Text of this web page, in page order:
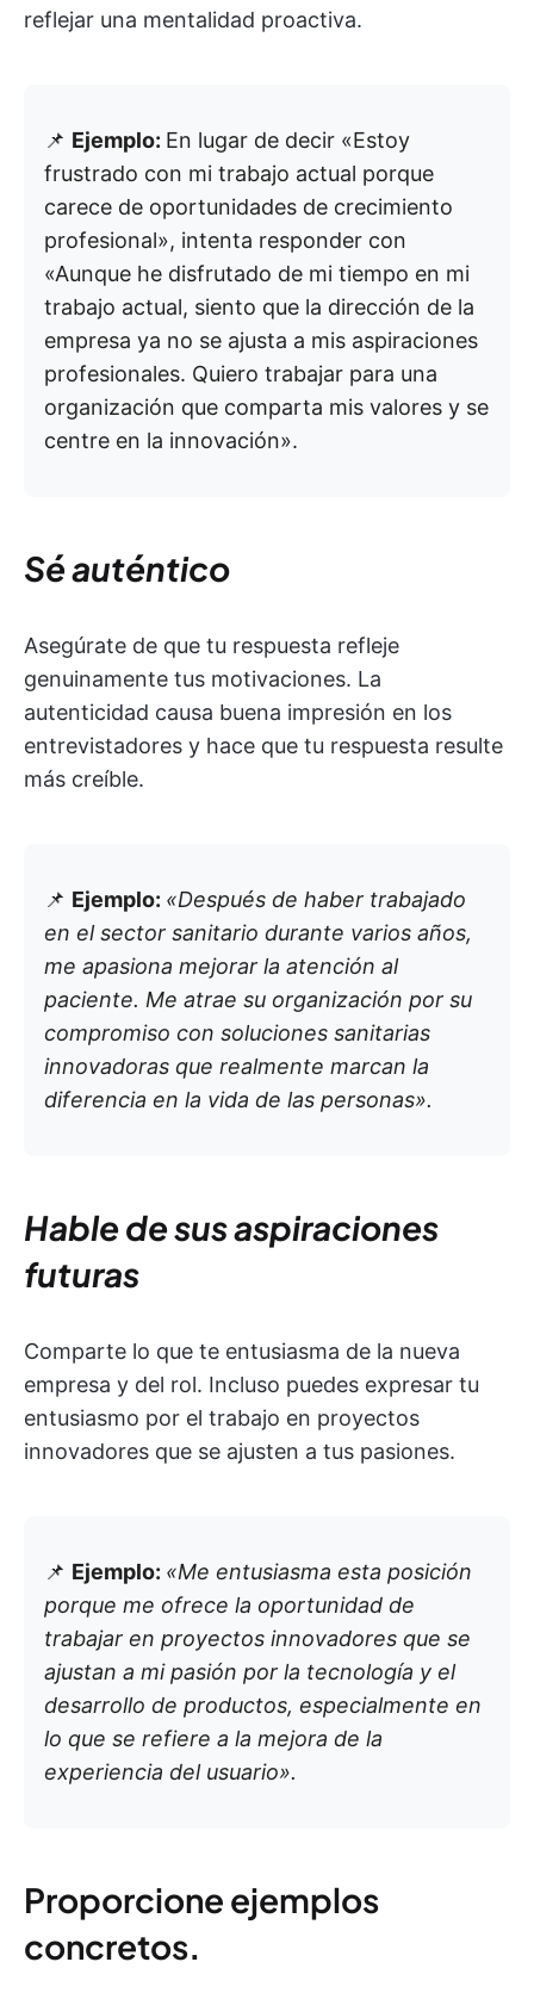
reflejar una mentalidad proactiva.
📌 Ejemplo: En lugar de decir «Estoy
frustrado con mi trabajo actual porque
carece de oportunidades de crecimiento
profesional», intenta responder con
«Aunque he disfrutado de mi tiempo en mi
trabajo actual, siento que la dirección de la
empresa ya no se ajusta a mis aspiraciones
profesionales. Quiero trabajar para una
organización que comparta mis valores y se
centre en la innovación».
Sé auténtico
Asegúrate de que tu respuesta refleje
genuinamente tus motivaciones. La
autenticidad causa buena impresión en los
entrevistadores y hace que tu respuesta resulte
más creíble.
📌 Ejemplo: «Después de haber trabajado
en el sector sanitario durante varios años,
me apasiona mejorar la atención al
paciente. Me atrae su organización por su
compromiso con soluciones sanitarias
innovadoras que realmente marcan la
diferencia en la vida de las personas».
Hable de sus aspiraciones
futuras
Comparte lo que te entusiasma de la nueva
empresa y del rol. Incluso puedes expresar tu
entusiasmo por el trabajo en proyectos
innovadores que se ajusten a tus pasiones.
📌 Ejemplo: «Me entusiasma esta posición
porque me ofrece la oportunidad de
trabajar en proyectos innovadores que se
ajustan a mi pasión por la tecnología y el
desarrollo de productos, especialmente en
lo que se refiere a la mejora de la
experiencia del usuario».
Proporcione ejemplos
concretos.